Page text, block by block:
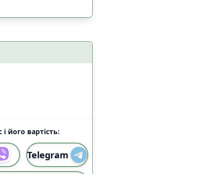
(18:00-22:59) 0
його вартість:
Telegram